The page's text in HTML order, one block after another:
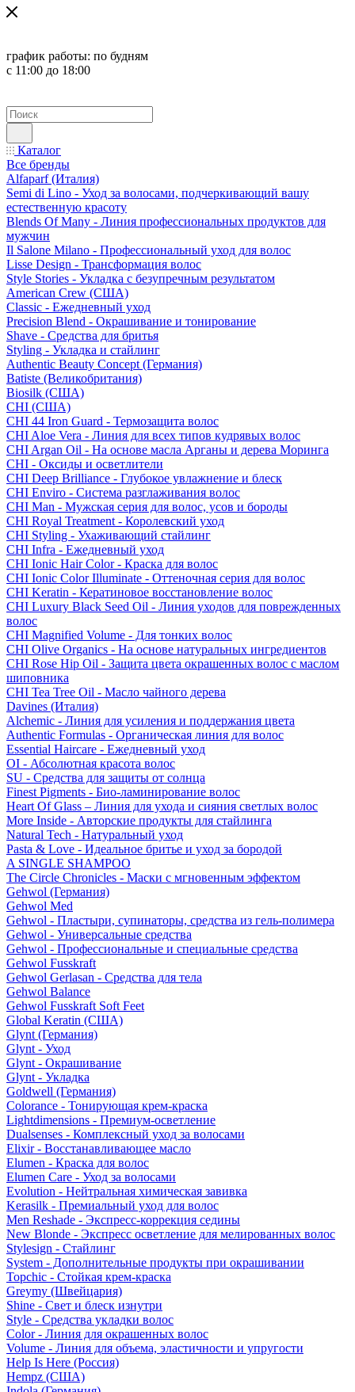
график работы: по будням
с 11:00 до 18:00
Каталог
Все бренды
Alfaparf (Италия)
Semi di Lino - Уход за волосами, подчеркивающий вашу
естественную красоту
Blends Of Many - Линия профессиональных продуктов для
мужчин
Il Salone Milano - Профессиональный уход для волос
Lisse Design - Трансформация волос
Style Stories - Укладка с безупречным результатом
American Crew (США)
Classic - Ежедневный уход
Precision Blend - Окрашивание и тонирование
Shave - Средства для бритья
Styling - Укладка и стайлинг
Authentic Beauty Concept (Германия)
Batiste (Великобритания)
Biosilk (США)
CHI (США)
CHI 44 Iron Guard - Термозащита волос
CHI Aloe Vera - Линия для всех типов кудрявых волос
CHI Argan Oil - На основе масла Арганы и дерева Моринга
CHI - Оксиды и осветлители
CHI Deep Brilliance - Глубокое увлажнение и блеск
CHI Enviro - Система разглаживания волос
CHI Man - Мужская серия для волос, усов и бороды
CHI Royal Treatment - Королевский уход
CHI Styling - Ухаживающий стайлинг
CHI Infra - Ежедневный уход
CHI Ionic Hair Color - Краска для волос
CHI Ionic Color Illuminate - Оттеночная серия для волос
CHI Keratin - Кератиновое восстановление волос
CHI Luxury Black Seed Oil - Линия уходов для поврежденных
волос
CHI Magnified Volume - Для тонких волос
CHI Olive Organics - На основе натуральных ингредиентов
CHI Rose Hip Oil - Защита цвета окрашенных волос с маслом
шиповника
CHI Tea Tree Oil - Масло чайного дерева
Davines (Италия)
Alchemic - Линия для усиления и поддержания цвета
Authentic Formulas - Органическая линия для волос
Essential Haircare - Eжедневный уход
OI - Абсолютная красота волос
SU - Средства для защиты от солнца
Finest Pigments - Био-ламинирование волос
Heart Of Glass – Линия для ухода и сияния светлых волос
More Inside - Авторские продукты для стайлинга
Natural Tech - Натуральный уход
Pasta & Love - Идеальное бритье и уход за бородой
A SINGLE SHAMPOO
The Circle Chronicles - Маски с мгновенным эффектом
Gehwol (Германия)
Gehwol Med
Gehwol - Пластыри, супинаторы, средства из гель-полимера
Gehwol - Универсальные средства
Gehwol - Профессиональные и специальные средства
Gehwol Fusskraft
Gehwol Gerlasan - Средства для тела
Gehwol Balance
Gehwol Fusskraft Soft Feet
Global Keratin (США)
Glynt (Германия)
Glynt - Уход
Glynt - Окрашивание
Glynt - Укладка
Goldwell (Германия)
Colorance - Тонирующая крем-краска
Lightdimensions - Премиум-осветление
Dualsenses - Комплексный уход за волосами
Elixir - Восстанавливающее масло
Elumen - Краска для волос
Elumen Care - Уход за волосами
Evolution - Нейтральная химическая завивка
Kerasilk - Премиальный уход для волос
Men Reshade - Экспресс-коррекция седины
New Blonde - Экспресс осветление для мелированных волос
Stylesign - Стайлинг
System - Дополнительные продукты при окрашивании
Topchic - Стойкая крем-краска
Greymy (Швейцария)
Shine - Свет и блеск изнутри
Style - Средства укладки волос
Color - Линия для окрашенных волос
Volume - Линия для объема, эластичности и упругости
Help Is Here (Россия)
Hempz (США)